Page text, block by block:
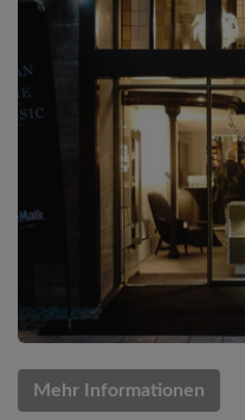
Mehr Informationen